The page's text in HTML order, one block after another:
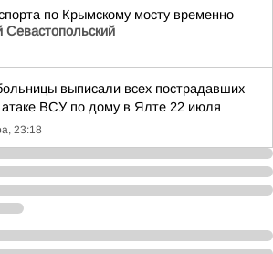
по Крымскому мосту временно
Севастопольский
выписали всех пострадавших
атаке ВСУ по дому в Ялте 22 июля
23:18